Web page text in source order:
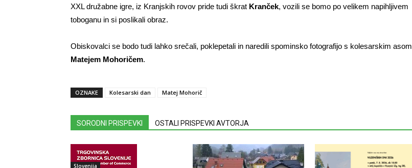
XXL družabne igre, iz Kranjskih rovov pride tudi škrat Kranček, vozili se bomo po velikem napihljivem
toboganu in si poslikali obraz.
Obiskovalci se bodo tudi lahko srečali, poklepetali in naredili spominsko fotografijo s kolesarskim asom
Matejem Mohoričem.
OZNAKE Kolesarski dan Matej Mohorič
SORODNI PRISPEVKI OSTALI PRISPEVKI AVTORJA
Slovenija